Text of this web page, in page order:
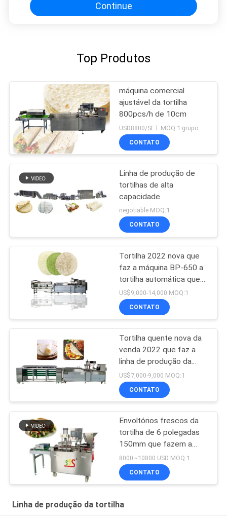
Continue
Top Produtos
máquina comercial
ajustável da tortilha
800pcs/h de 10cm
USD8800/SET MOQ:1 grupo
CONTATO
Linha de produção de
tortilhas de alta
capacidade
negotiable MOQ:1
CONTATO
Tortilha 2022 nova que
faz a máquina BP-650 a
tortilha automática que
faz a máquina
US$9,000-14,000 MOQ:1
CONTATO
Tortilha quente nova da
venda 2022 que faz a
linha de produção da
tortilha da máquina BP-
550
US$7,000-9,000 MOQ:1
CONTATO
Envoltórios frescos da
tortilha de 6 polegadas
150mm que fazem a
máquina completamente
automática
8000~10800 USD MOQ:1
CONTATO
Linha de produção da tortilha